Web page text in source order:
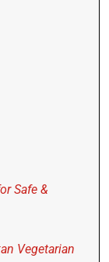
Safe &
Vegetarian